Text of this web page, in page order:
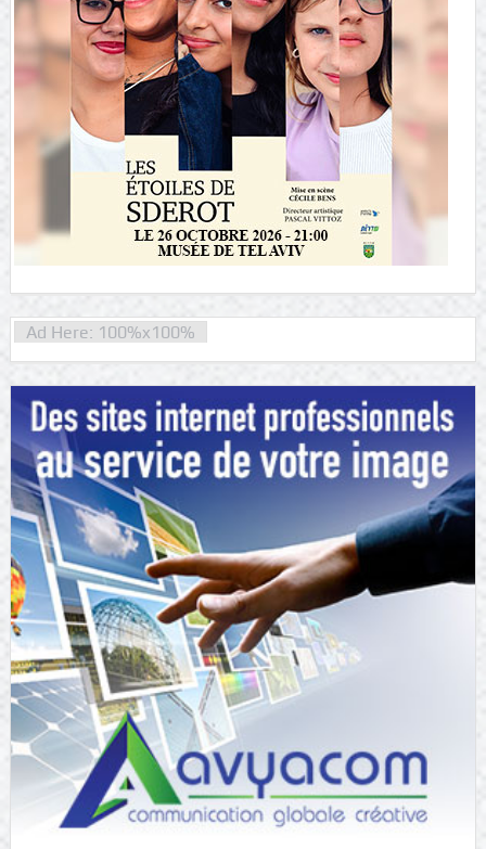
Ad Here: 100%x100%